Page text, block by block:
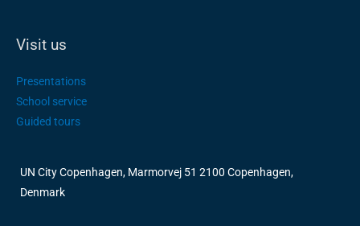
Visit us
Presentations
School service
Guided tours
UN City Copenhagen, Marmorvej 51 2100 Copenhagen,
Denmark